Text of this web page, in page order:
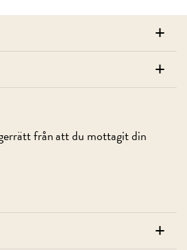
+
+
från att du mottagit din
+